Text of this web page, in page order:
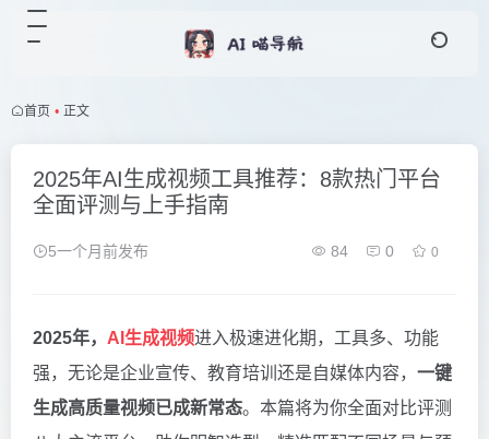
首页 • 正文
2025年AI生成视频工具推荐：8款热门平台
全面评测与上手指南
5一个月前发布 84 0 0
2025年， AI生成视频进入极速进化期，工具多、功能
强，无论是企业宣传、教育培训还是自媒体内容， 一键
生成高质量视频已成新常态。本篇将为你全面对比评测